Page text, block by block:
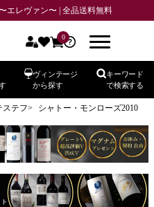
エレヴァン〜 | 全品送料無料
0
ヴィンテージ
から探す
キーワード
で検索する
ステフ シャトー・モンローズ2010